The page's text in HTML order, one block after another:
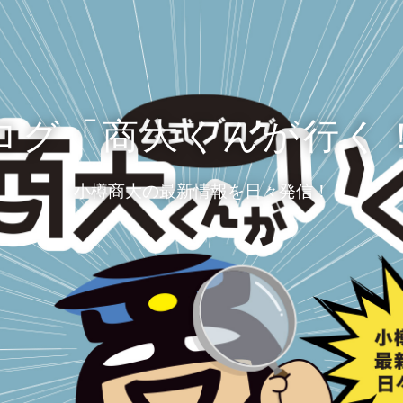
グ「商大くんが行く
小樽商大の最新情報を日々発信！